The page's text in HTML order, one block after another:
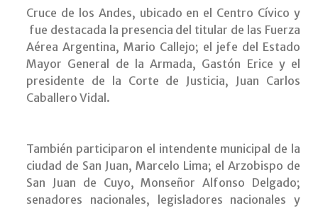
Cruce de los Andes, ubicado en el Centro Cívico y
fue destacada la presencia del titular de las Fuerza
Aérea Argentina, Mario Callejo; el jefe del Estado
Mayor General de la Armada, Gastón Erice y el
presidente de la Corte de Justicia, Juan Carlos
Caballero Vidal.
También participaron el intendente municipal de la
ciudad de San Juan, Marcelo Lima; el Arzobispo de
San Juan de Cuyo, Monseñor Alfonso Delgado;
senadores nacionales, legisladores nacionales y